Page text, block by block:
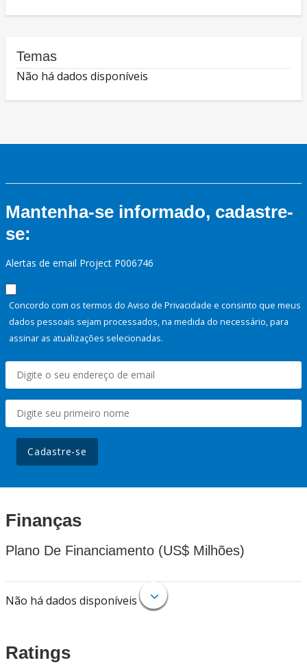
Temas
Não há dados disponíveis
Mantenha-se informado, cadastre-
se:
Alertas de email Project P006746
Concordo com os termos do Aviso de Privacidade e consinto que meus
dados pessoais sejam processados, na medida do necessário, para
assinar as atualizações selecionadas.
Cadastre-se
Finanças
Plano De Financiamento (US$ Milhões)
Não há dados disponíveis
Ratings